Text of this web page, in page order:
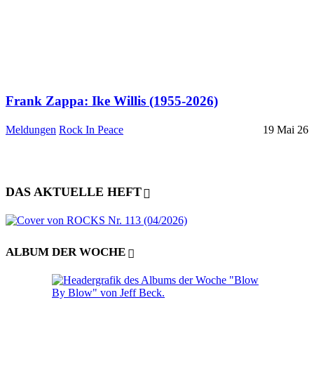
Frank Zappa: Ike Willis (1955-2026)
Meldungen Rock In Peace 19 Mai 26
DAS AKTUELLE HEFT
ALBUM DER WOCHE